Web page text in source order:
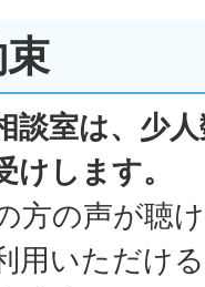
談室は、少
けします。
方の声が聴
用いただけ